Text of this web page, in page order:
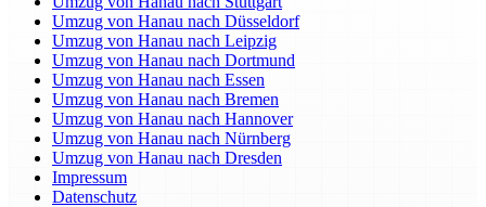
Umzug von Hanau nach Düsseldorf
Umzug von Hanau nach Leipzig
Umzug von Hanau nach Dortmund
Umzug von Hanau nach Essen
Umzug von Hanau nach Bremen
Umzug von Hanau nach Hannover
Umzug von Hanau nach Nürnberg
Umzug von Hanau nach Dresden
Impressum
Datenschutz